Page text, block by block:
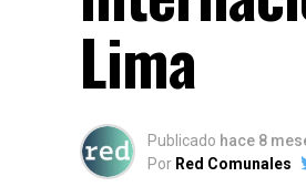
Lima
Publicado hace 8
Por Red Comunales